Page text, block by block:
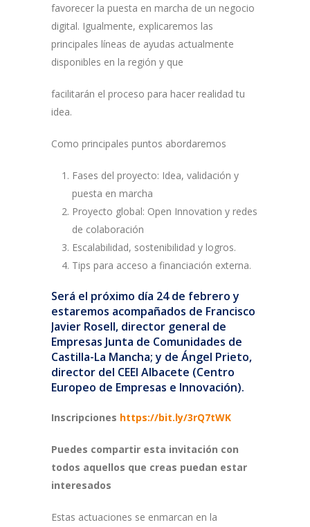
favorecer la puesta en marcha de un negocio
digital. Igualmente, explicaremos las
principales líneas de ayudas actualmente
disponibles en la región y que
facilitarán el proceso para hacer realidad tu
idea.
Como principales puntos abordaremos
Fases del proyecto: Idea, validación y
puesta en marcha
Proyecto global: Open Innovation y redes
de colaboración
Escalabilidad, sostenibilidad y logros.
Tips para acceso a financiación externa.
Será el próximo día 24 de febrero y
estaremos acompañados de Francisco
Javier Rosell, director general de
Empresas Junta de Comunidades de
Castilla-La Mancha; y de Ángel Prieto,
director del CEEI Albacete (Centro
Europeo de Empresas e Innovación).
Inscripciones https://bit.ly/3rQ7tWK
Puedes compartir esta invitación con
todos aquellos que creas puedan estar
interesados
Estas actuaciones se enmarcan en la